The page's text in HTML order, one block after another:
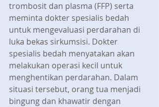
trombosit dan plasma (FFP) serta
meminta dokter spesialis bedah
untuk mengevaluasi perdarahan di
luka bekas sirkumsisi. Dokter
spesialis bedah menyatakan akan
melakukan operasi kecil untuk
menghentikan perdarahan. Dalam
situasi tersebut, orang tua menjadi
bingung dan khawatir dengan